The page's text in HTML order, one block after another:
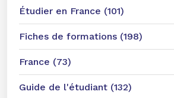
Étudier en France (101)
Fiches de formations (198)
France (73)
Guide de l'étudiant (132)